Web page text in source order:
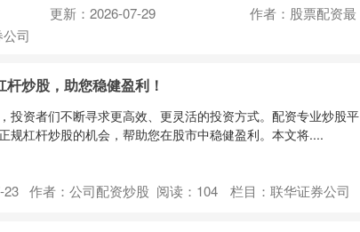
更新：2026-07-29
作者：股票配资最
司
炒股，助您稳健盈利！
投资者们不断寻求更高效、更灵活的投资方式。配资专业炒股平
规杠杆炒股的机会，帮助您在股市中稳健盈利。本文将....
23 作者：公司配资炒股 阅读： 104 栏目： 联华证券公司